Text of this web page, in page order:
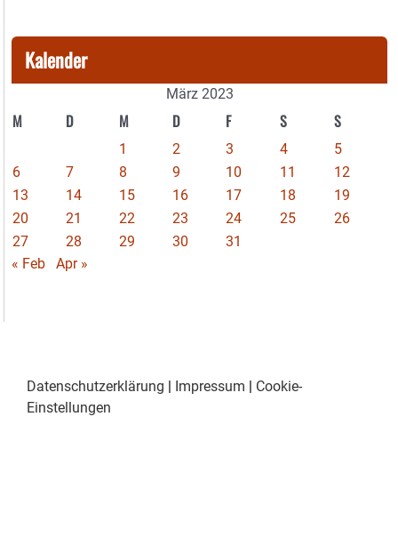
Kalender
März 2023
M D M D F S S
1 2 3 4
5
6
7 8 9 10 11
12
13
14 15 16 17 18
19
20
21 22 23 24 25
26
27
28 29 30
31
« Feb
Apr »
Datenschutzerklärung | Impressum | Cookie-
Einstellungen